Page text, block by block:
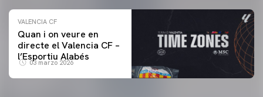
VALENCIA CF
Quan i on veure en
directe el Valencia CF –
l’Esportiu Alabés
03 marzo 2026